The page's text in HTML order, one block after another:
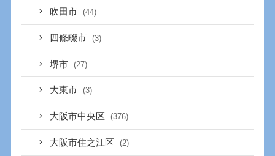
吹田市 (44)
四條畷市 (3)
堺市 (27)
大東市 (3)
大阪市中央区 (376)
大阪市住之江区 (2)